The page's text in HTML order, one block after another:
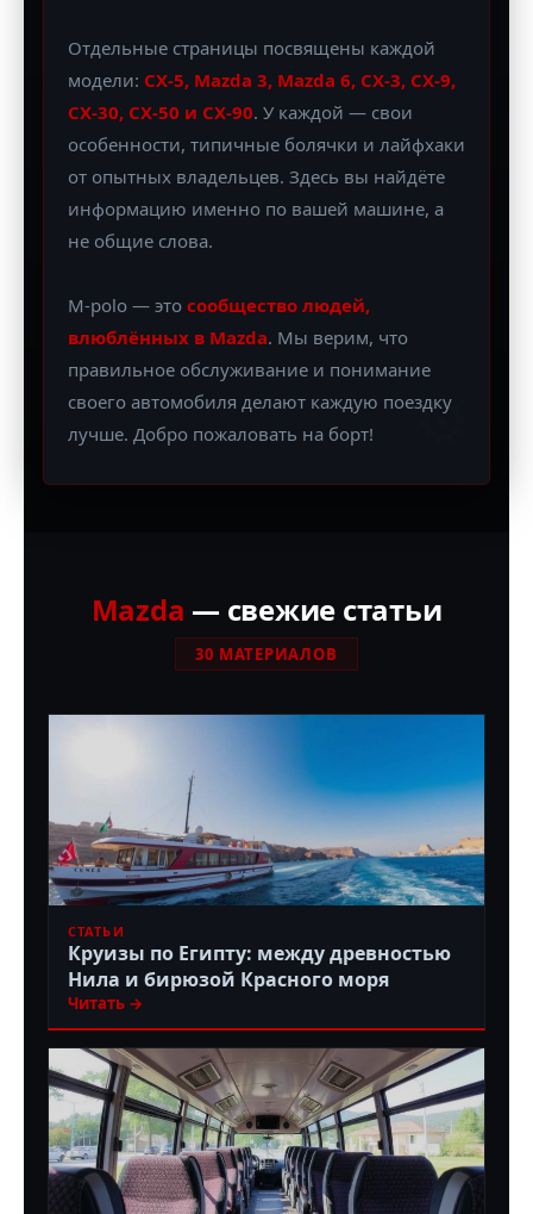
⚙️
Отдельные страницы посвящены каждой
модели: CX-5, Mazda 3, Mazda 6, CX-3, CX-9,
CX-30, CX-50 и CX-90. У каждой — свои
особенности, типичные болячки и лайфхаки
от опытных владельцев. Здесь вы найдёте
информацию именно по вашей машине, а
не общие слова.
M-polo — это сообщество людей,
влюблённых в Mazda. Мы верим, что
правильное обслуживание и понимание
своего автомобиля делают каждую поездку
лучше. Добро пожаловать на борт!
Mazda — свежие статьи
30 МАТЕРИАЛОВ
СТАТЬИ
Круизы по Египту: между древностью
Нила и бирюзой Красного моря
Читать →